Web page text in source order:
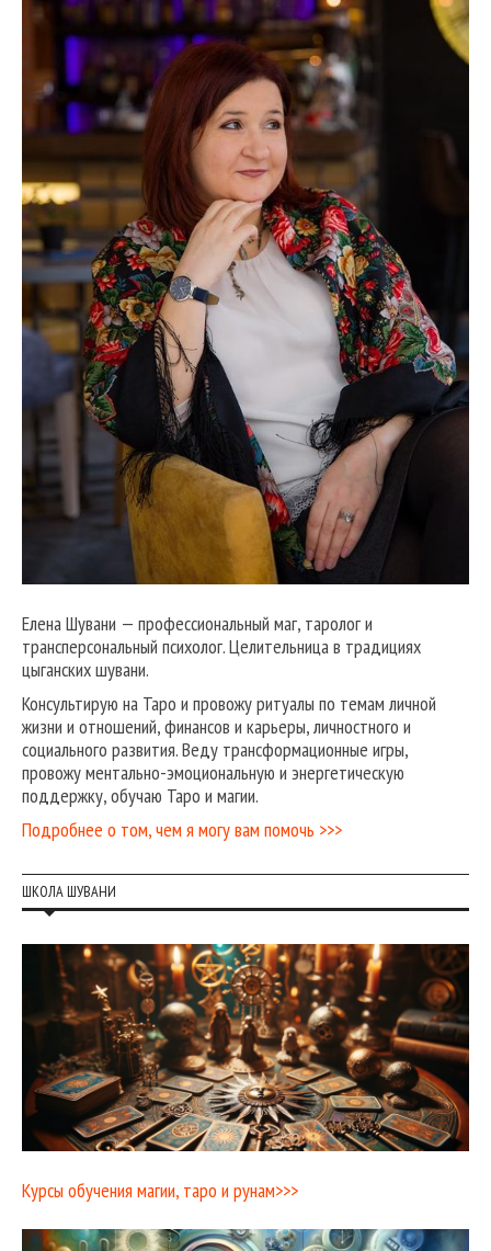
Елена Шувани — профессиональный маг, таролог и
трансперсональный психолог. Целительница в традициях
цыганских шувани.
Консультирую на Таро и провожу ритуалы по темам личной
жизни и отношений, финансов и карьеры, личностного и
социального развития. Веду трансформационные игры,
провожу ментально-эмоциональную и энергетическую
поддержку, обучаю Таро и магии.
Подробнее о том, чем я могу вам помочь >>>
ШКОЛА ШУВАНИ
Курсы обучения магии, таро и рунам>>>